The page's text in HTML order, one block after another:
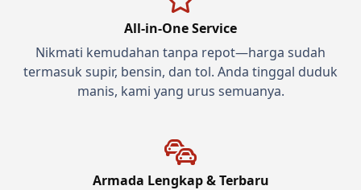
All-in-One Service
Nikmati kemudahan tanpa repot—harga sudah
termasuk supir, bensin, dan tol. Anda tinggal duduk
manis, kami yang urus semuanya.
Armada Lengkap & Terbaru